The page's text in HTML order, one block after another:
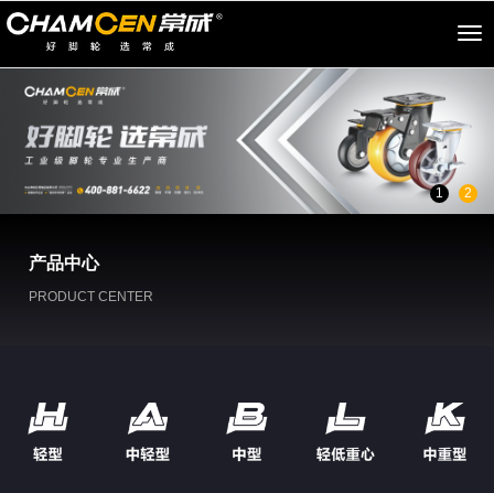
切
1 2
产品中心
PRODUCT CENTER